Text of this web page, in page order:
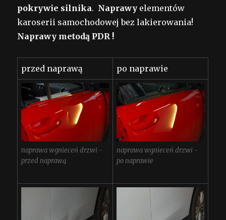
pokrywie silnika. Naprawy elementów
karoserii samochodowej bez lakierowania!
Naprawy metodą PDR !
przed naprawą po naprawie
naprawa wgnieceń drzwi -
przed naprawą
naprawa wgnieceń drzwi -
po naprawie